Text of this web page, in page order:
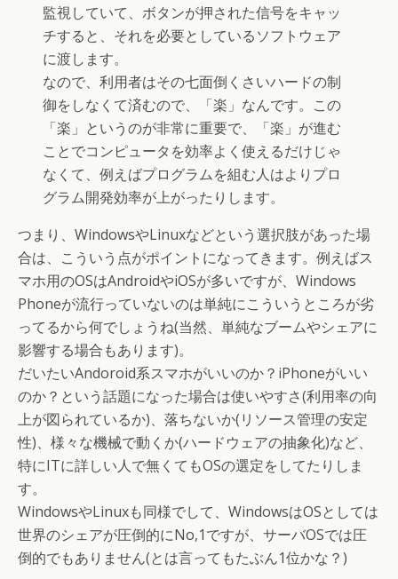
監視していて、ボタンが押された信号をキャッ
チすると、それを必要としているソフトウェア
に渡します。
なので、利用者はその七面倒くさいハードの制
御をしなくて済むので、「楽」なんです。この
「楽」というのが非常に重要で、「楽」が進む
ことでコンピュータを効率よく使えるだけじゃ
なくて、例えばプログラムを組む人はよりプロ
グラム開発効率が上がったりします。
つまり、WindowsやLinuxなどという選択肢があった場
合は、こういう点がポイントになってきます。例えばス
マホ用のOSはAndroidやiOSが多いですが、Windows
Phoneが流行っていないのは単純にこういうところが劣
ってるから何でしょうね(当然、単純なブームやシェアに
影響する場合もあります)。
だいたいAndoroid系スマホがいいのか？iPhoneがいい
のか？という話題になった場合は使いやすさ(利用率の向
上が図られているか)、落ちないか(リソース管理の安定
性)、様々な機械で動くか(ハードウェアの抽象化)など、
特にITに詳しい人で無くてもOSの選定をしてたりしま
す。
WindowsやLinuxも同様でして、WindowsはOSとしては
世界のシェアが圧倒的にNo,1ですが、サーバOSでは圧
倒的でもありません(とは言ってもたぶん1位かな？)